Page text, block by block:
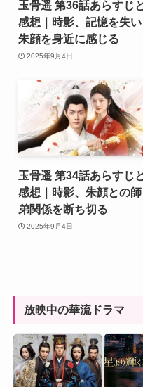
玉骨遥 第36話あらすじ
感想｜時影、記憶を失い
朱顔を身近に感じる
2025年9月4日
玉骨遥 第34話あらすじ
感想｜時影、朱顔との師
弟関係を断ち切る
2025年9月4日
放映中の華流ドラマ